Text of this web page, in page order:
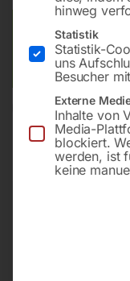
Versandkosten
Bitte beachten Sie:
Andere Länder
hinweg
Statistik
Statistik-
uns
Besucher
Externe
Inhalte von
Media-
blockiert.
werden, ist
keine